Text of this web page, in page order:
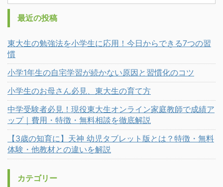
最近の投稿
東大生の勉強法を小学生に応用！今日からできる7つの習
慣
小学1年生の自宅学習が続かない原因と習慣化のコツ
小学生のお母さん必見、東大生の育て方
中学受験者必見！現役東大生オンライン家庭教師で成績ア
ップ｜費用・特徴・無料相談を徹底解説
【3歳の知育に】天神 幼児タブレット版とは？特徴・無料
体験・他教材との違いを解説
カテゴリー